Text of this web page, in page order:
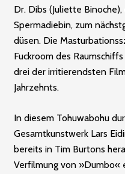
Dr. Dibs (Juliette
Spermadiebin, zum
düsen. Die
Fuckroom des
drei der irritierendsten
Jahrzehnts.
In diesem Tohuwabohu
Gesamtkunstwerk Lars
bereits in Tim Burtons
Verfilmung von